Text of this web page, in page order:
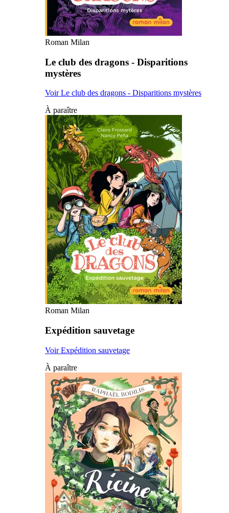
Roman Milan
Le club des dragons - Disparitions
mystères
Voir Le club des dragons - Disparitions mystères
À paraître
Roman Milan
Expédition sauvetage
Voir Expédition sauvetage
À paraître